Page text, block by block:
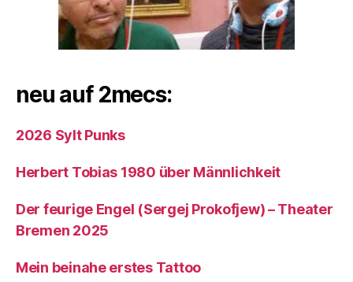
neu auf 2mecs:
2026 Sylt Punks
Herbert Tobias 1980 über Männlichkeit
Der feurige Engel (Sergej Prokofjew) – Theater
Bremen 2025
Mein beinahe erstes Tattoo